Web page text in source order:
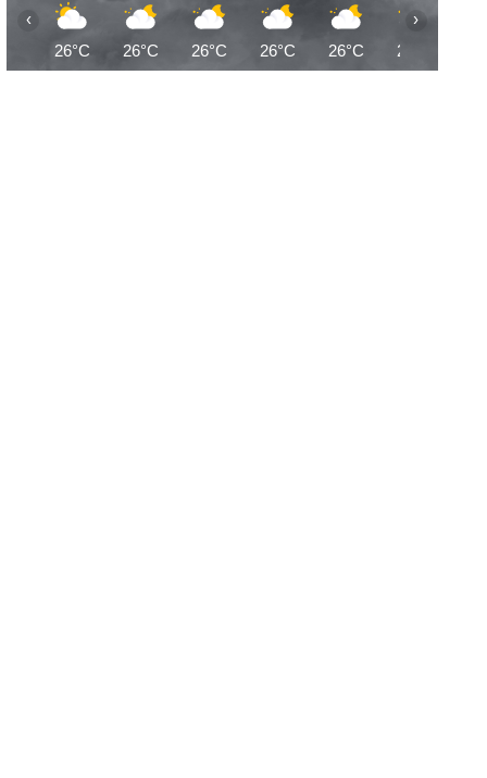
26°C 26°C 26°C 26°C 26°C 25°C
‹ ›